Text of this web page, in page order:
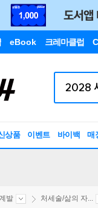
eBook 크레마클럽
상품 이벤트 바이백 매
발 처세술/삶의 자...